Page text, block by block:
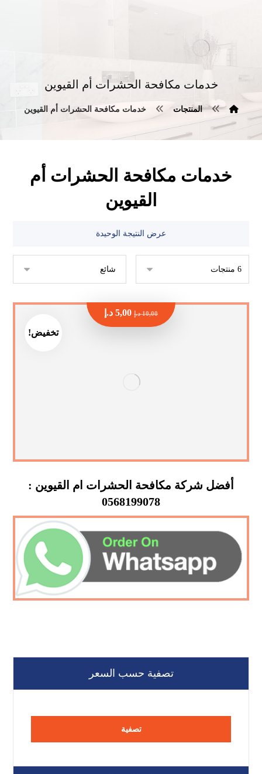
خدمات مكافحة الحشرات أم القيوين
المنتجات خدمات مكافحة الحشرات أم القيوين
خدمات مكافحة الحشرات أم
القيوين
عرض النتيجة الوحيدة
تخفيض!
أفضل شركة مكافحة الحشرات ام القيوين :
0568199078
10,00 د.إ 5,00 د.إ
تصفية حسب السعر
تصفية